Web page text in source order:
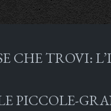
CHE TROVI:
PICCOLE-